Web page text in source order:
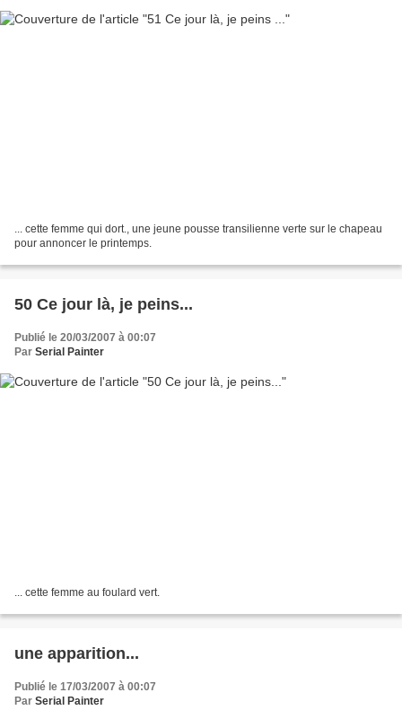
... cette femme qui dort., une jeune pousse transilienne verte sur le chapeau
pour annoncer le printemps.
50 Ce jour là, je peins...
Publié le 20/03/2007 à 00:07
Par Serial Painter
... cette femme au foulard vert.
une apparition...
Publié le 17/03/2007 à 00:07
Par Serial Painter